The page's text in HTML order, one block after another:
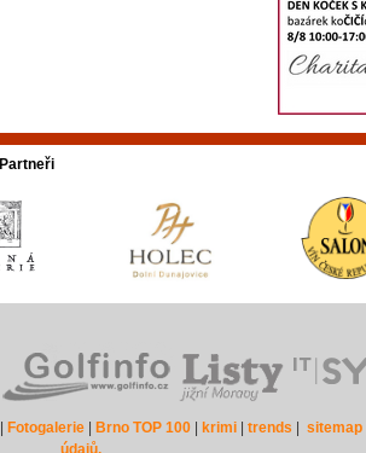
Partneři
Fotogalerie| Brno TOP 100| krimi| trends sitemap|
údajů.